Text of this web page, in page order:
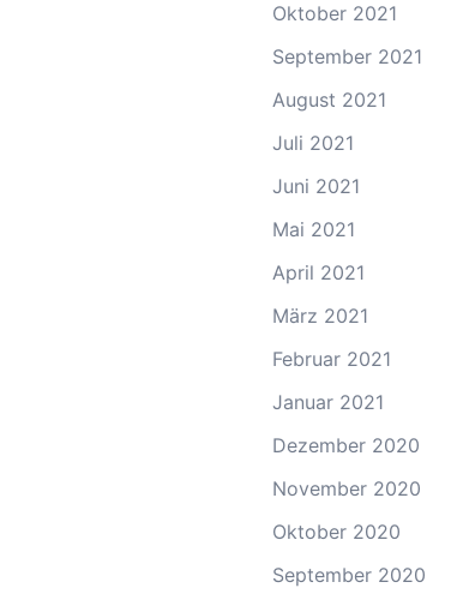
Oktober 2021
September 2021
August 2021
Juli 2021
Juni 2021
Mai 2021
April 2021
März 2021
Februar 2021
Januar 2021
Dezember 2020
November 2020
Oktober 2020
September 2020